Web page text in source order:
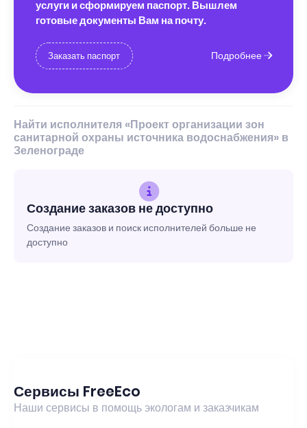
услуги и сформируем паспорт. Вышлем
готовые документы Вам на почту.
Заказать паспорт Подробнее
Найти исполнителя «Проект организации зон
санитарной охраны источника водоснабжения» в
Зеленограде
Создание заказов не доступно
Создание заказов и поиск исполнителей больше не
доступно
Сервисы FreeEco
Наши сервисы в помощь экологам и заказчикам